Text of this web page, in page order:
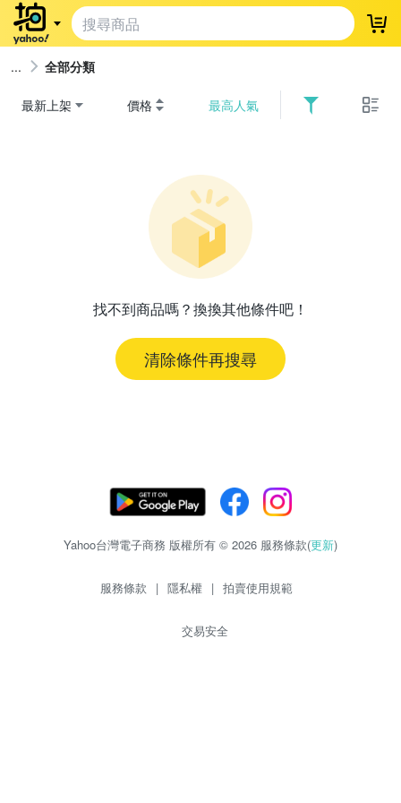
登
全部分類
最新上架 價格 最高人氣
找不到商品嗎？換換其他條件吧！
清除條件再搜尋
Yahoo台灣電子商務 版權所有 © 2026 服務條款(更新)
服務條款 | 隱私權 | 拍賣使用規範
交易安全